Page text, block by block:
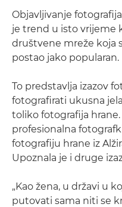
Objavljivanje
je trend u isto vrijeme
društvene mreže koja
postao jako popularan.
To predstavlja izazov
fotografirati ukusna
toliko fotografija hrane.
profesionalna
fotografiju hrane iz
Upoznala je i druge
„Kao žena, u državi u
putovati sama niti se